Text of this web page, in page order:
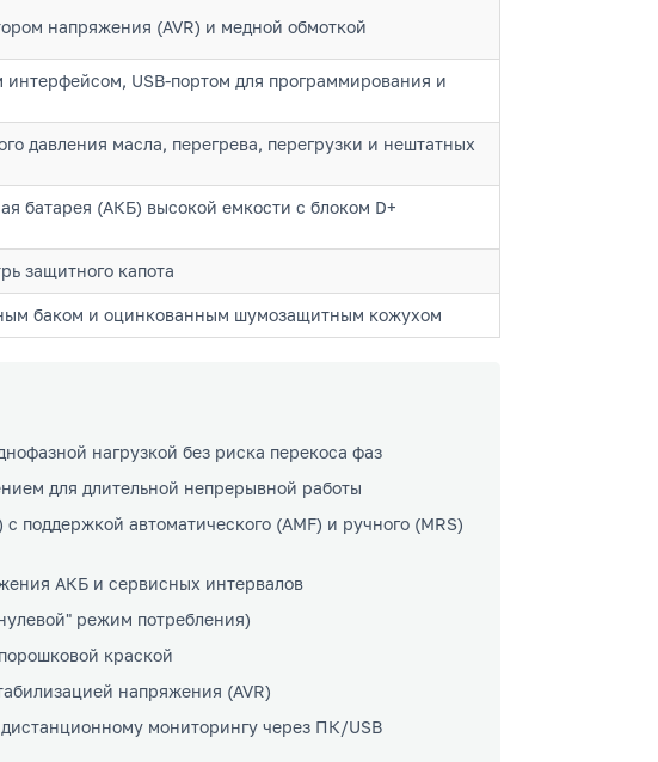
напряжения (AVR) и медной обмоткой
USB-портом для программирования и
давления масла, перегрева, перегрузки и нештатных
батарея (АКБ) высокой емкости с блоком D+
защитного капота
баком и оцинкованным шумозащитным кожухом
нагрузкой без риска перекоса фаз
для длительной непрерывной работы
автоматического (AMF) и ручного (MRS)
АКБ и сервисных интервалов
режим потребления)
краской
напряжения (AVR)
дистанционному мониторингу через ПК/USB